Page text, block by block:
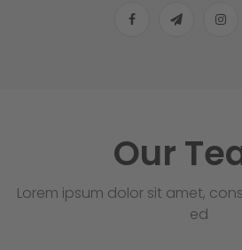
Our
Lorem ipsum dolor sit amet,
ed